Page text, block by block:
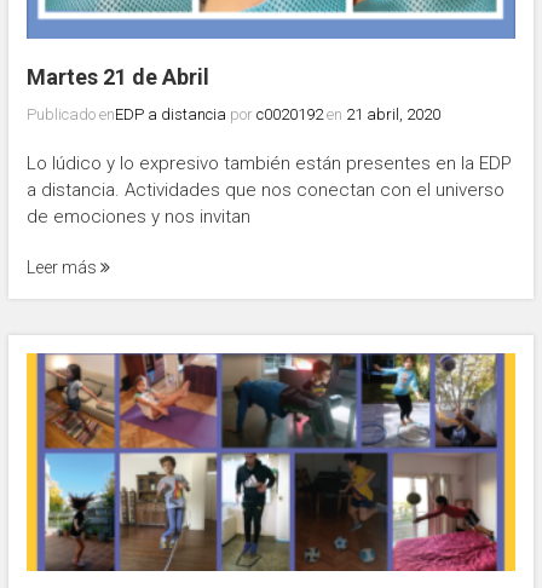
Martes 21 de Abril
Publicado enEDP a distancia por c0020192 en 21 abril, 2020
Lo lúdico y lo expresivo también están presentes en la EDP
a distancia. Actividades que nos conectan con el universo
de emociones y nos invitan
Leer más